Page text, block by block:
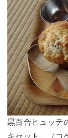
黒百合ヒュッテ
キセット。（コ